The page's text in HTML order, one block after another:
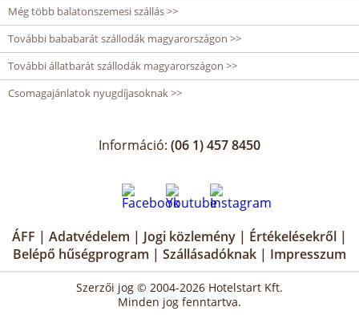
Még több balatonszemesi szállás >>
További bababarát szállodák magyarországon >>
További állatbarát szállodák magyarországon >>
Csomagajánlatok nyugdíjasoknak >>
Információ: (06 1) 457 8450
ÁFF | Adatvédelem | Jogi közlemény | Értékelésekről |
Belépő hűségprogram | Szállásadóknak | Impresszum
Szerzői jog © 2004-2026 Hotelstart Kft.
Minden jog fenntartva.